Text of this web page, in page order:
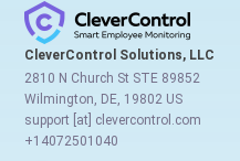
CleverControl Solutions, LLC
2810 N Church St STE 89852
Wilmington, DE, 19802 US
support [at] clevercontrol.com
+14072501040